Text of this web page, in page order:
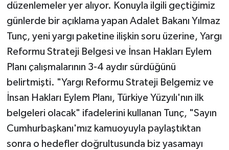
düzenlemeler yer alıyor. Konuyla ilgili geçtiğimiz
günlerde bir açıklama yapan Adalet Bakanı Yılmaz
Tunç, yeni yargı paketine ilişkin soru üzerine, Yargı
Reformu Strateji Belgesi ve İnsan Hakları Eylem
Planı çalışmalarının 3-4 aydır sürdüğünü
belirtmişti. "Yargı Reformu Strateji Belgemiz ve
İnsan Hakları Eylem Planı, Türkiye Yüzyılı'nın ilk
belgeleri olacak" ifadelerini kullanan Tunç, "Sayın
Cumhurbaşkanı'mız kamuoyuyla paylaştıktan
sonra o hedefler doğrultusunda biz yasamayı